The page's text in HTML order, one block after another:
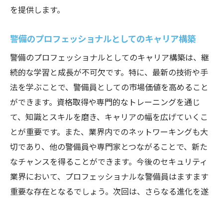
を提供します。
警備のプロフェッショナルとしてのキャリア構築
警備のプロフェッショナルとしてのキャリア構築は、継
続的な学習と成長が不可欠です。特に、最新の技術や手
法を学ぶことで、警備員としての市場価値を高めること
ができます。資格取得や専門的なトレーニングを通じ
て、知識とスキルを磨き、キャリアの幅を広げていくこ
とが重要です。また、業界内でのネットワーキングも大
切であり、他の警備員や専門家とつながることで、新た
なチャンスを得ることができます。今後のセキュリティ
業界において、プロフェッショナルな警備員はますます
重要な存在となるでしょう。次回は、さらなる進化を遂